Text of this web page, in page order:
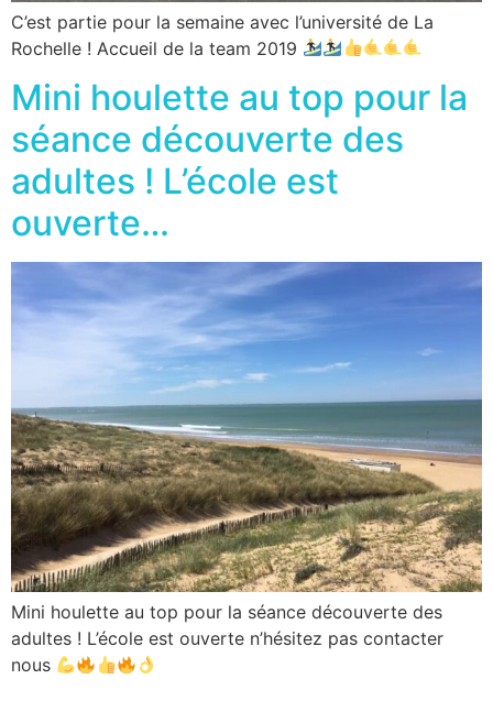
C’est partie pour la semaine avec l’université de La
Rochelle ! Accueil de la team 2019
Mini houlette au top pour la
séance découverte des
adultes ! L’école est
ouverte…
Mini houlette au top pour la séance découverte des
adultes ! L’école est ouverte n’hésitez pas contacter
nous